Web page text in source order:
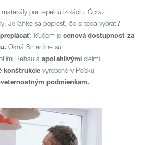
pre tepelnú izoláciu. Čoraz
Je ľahké sa popliesť, čo si teda vybrať?
: kľúčom je cenová dostupnosť za
Okná Smartline sú
Rehau a spoľahlivými dielmi
konštrukcie vyrobené v Poľsku
podmienkam.